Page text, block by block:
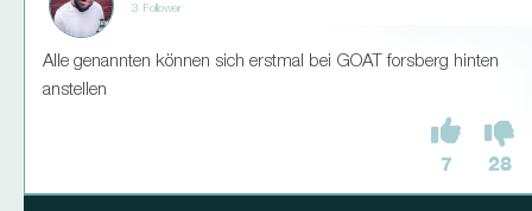
3 Follower
Alle genannten können sich erstmal bei GOAT forsberg hinten
anstellen
7 28